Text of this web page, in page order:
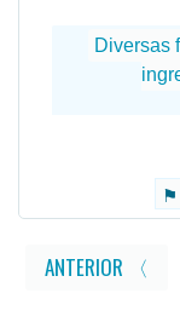
⚑
ANTERIOR 〈